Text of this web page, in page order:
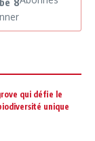
8
qui défie le
unique